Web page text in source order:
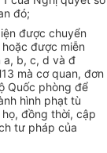
đó;
được chuyển
được miễn
a, b, c, d và đ
mà cơ quan, đơn
Quốc phòng để
hình phạt tù
đồng thời, cập
tư pháp của